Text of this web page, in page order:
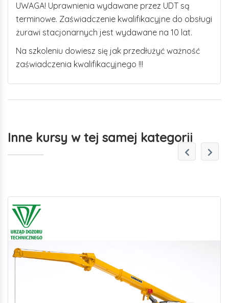
UWAGA! Uprawnienia wydawane przez UDT są
terminowe. Zaświadczenie kwalifikacyjne do obsługi
żurawi stacjonarnych jest wydawane na 10 lat.
Na szkoleniu dowiesz się jak przedłużyć ważność
zaświadczenia kwalifikacyjnego !!!
Inne kursy w tej samej kategorii